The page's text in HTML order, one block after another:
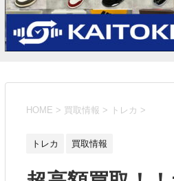
HOME > 買取情報 > トレカ >
トレカ 買取情報